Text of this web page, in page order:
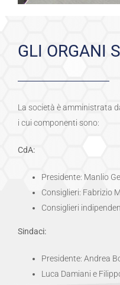
GLI ORGANI
La società è amministrata
i cui componenti sono:
CdA:
Presidente: Manlio
Consiglieri: Fabrizio
Consiglieri
Sindaci:
Presidente: Andrea
Luca Damiani e